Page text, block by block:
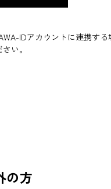
IDアカウントに連携する
い。
の方